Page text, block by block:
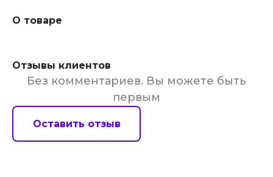
О товаре
Отзывы клиентов
Без комментариев. Вы можете быть
первым
Оставить отзыв